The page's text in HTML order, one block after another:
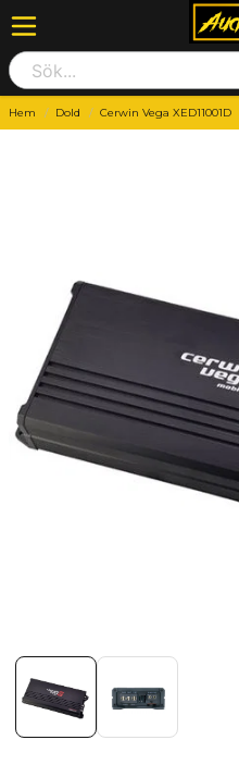
Hem Dold Cerwin Vega XED11001D